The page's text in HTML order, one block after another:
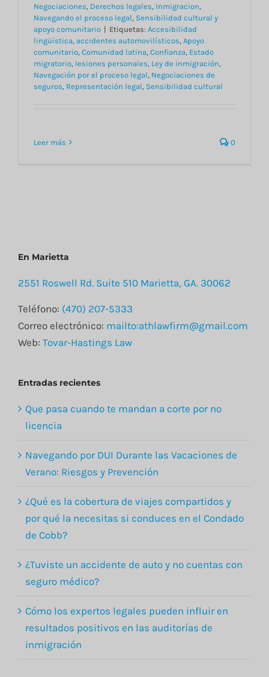
Negociaciones, Derechos legales, Inmigracion,
Navegando el proceso legal, Sensibilidad cultural y
apoyo comunitario | Etiquetas: Accesibilidad
lingüística, accidentes automovilísticos, Apoyo
comunitario, Comunidad latina, Confianza, Estado
migratorio, lesiones personales, Ley de inmigración,
Navegación por el proceso legal, Negociaciones de
seguros, Representación legal, Sensibilidad cultural
Leer más 0
En Marietta
2551 Roswell Rd. Suite 510 Marietta, GA. 30062
Teléfono: (470) 207-5333
Correo electrónico: mailto:athlawfirm@gmail.com
Web: Tovar-Hastings Law
Entradas recientes
Que pasa cuando te mandan a corte por no
licencia
Navegando por DUI Durante las Vacaciones de
Verano: Riesgos y Prevención
¿Qué es la cobertura de viajes compartidos y
por qué la necesitas si conduces en el Condado
de Cobb?
¿Tuviste un accidente de auto y no cuentas con
seguro médico?
Cómo los expertos legales pueden influir en
resultados positivos en las auditorías de
inmigración